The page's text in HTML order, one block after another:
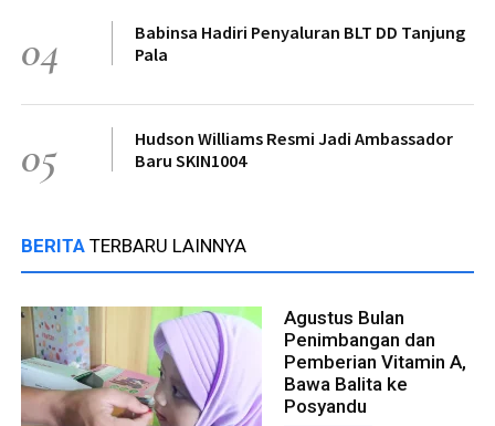
04
Babinsa Hadiri Penyaluran BLT DD Tanjung
Pala
05
Hudson Williams Resmi Jadi Ambassador
Baru SKIN1004
BERITA TERBARU LAINNYA
Agustus Bulan
Penimbangan dan
Pemberian Vitamin A,
Bawa Balita ke
Posyandu